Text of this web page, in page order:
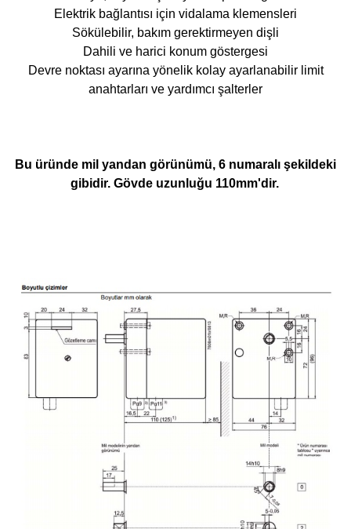
Elektrik bağlantısı için vidalama klemensleri
Sökülebilir, bakım gerektirmeyen dişli
Dahili ve harici konum göstergesi
Devre noktası ayarına yönelik kolay ayarlanabilir limit
anahtarları ve yardımcı şalterler
Bu üründe mil yandan görünümü, 6 numaralı şekildeki
gibidir. Gövde uzunluğu 110mm'dir.